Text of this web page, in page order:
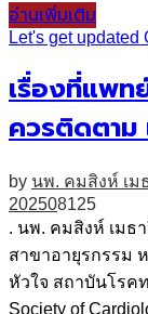
อ่านเพิ่มเติม
Let's get updated
เรื่องที่แพท
ควรติดตาม
by นพ. คมสิงห์ เม
202508125
. นพ. คมสิงห์ เมธ
สาขาอายุรกรรม
หัวใจ สถาบันโรค
Society of